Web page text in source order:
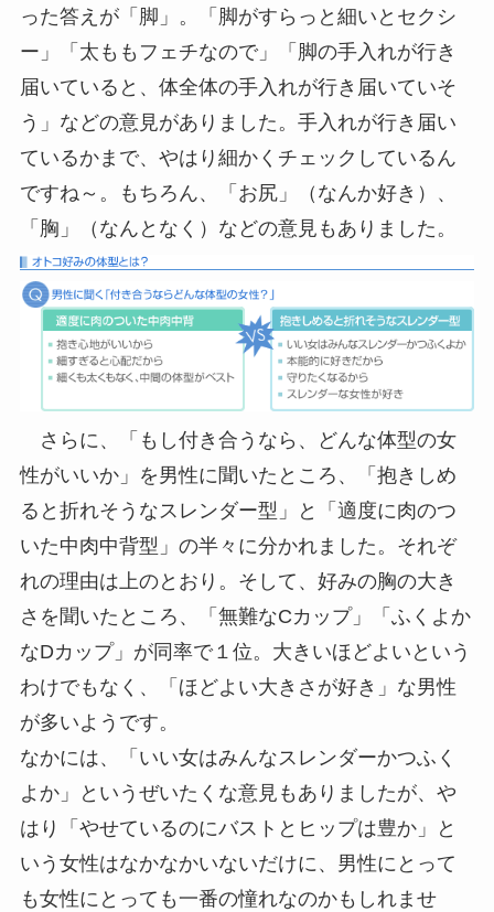
った答えが「脚」。「脚がすらっと細いとセクシ
ー」「太ももフェチなので」「脚の手入れが行き
届いていると、体全体の手入れが行き届いていそ
う」などの意見がありました。手入れが行き届い
ているかまで、やはり細かくチェックしているん
ですね～。もちろん、「お尻」（なんか好き）、
「胸」（なんとなく）などの意見もありました。
さらに、「もし付き合うなら、どんな体型の女
性がいいか」を男性に聞いたところ、「抱きしめ
ると折れそうなスレンダー型」と「適度に肉のつ
いた中肉中背型」の半々に分かれました。それぞ
れの理由は上のとおり。そして、好みの胸の大き
さを聞いたところ、「無難なCカップ」「ふくよか
なDカップ」が同率で１位。大きいほどよいという
わけでもなく、「ほどよい大きさが好き」な男性
が多いようです。
なかには、「いい女はみんなスレンダーかつふく
よか」というぜいたくな意見もありましたが、や
はり「やせているのにバストとヒップは豊か」と
いう女性はなかなかいないだけに、男性にとって
も女性にとっても一番の憧れなのかもしれませ